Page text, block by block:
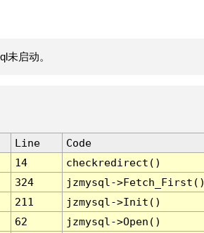
未启动。
Line
Code
14
checkredirect()
324
jzmysql-
211
jzmysql->Init()
62
jzmysql->Open()